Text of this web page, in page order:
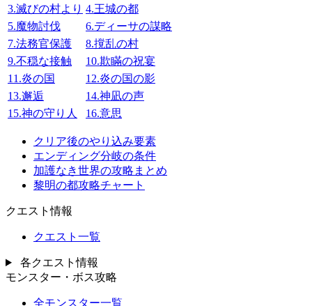
3.滅びの村より 4.王城の都
5.魔物討伐
6.ディーサの謀略
7.法務官保護
8.撹乱の村
9.不穏な接触
10.欺瞞の祝宴
11.炎の国
12.炎の国の影
13.邂逅
14.神凪の声
15.神の守り人
16.意思
クリア後のやり込み要素
エンディング分岐の条件
加護なき世界の攻略まとめ
黎明の都攻略チャート
クエスト情報
クエスト一覧
各クエスト情報
モンスター・ボス攻略
全モンスター一覧